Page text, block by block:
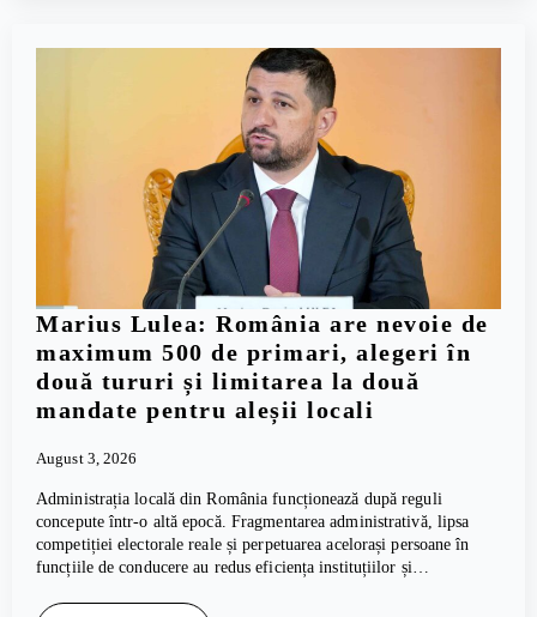
Marius Lulea: România are nevoie de
maximum 500 de primari, alegeri în
două tururi și limitarea la două
mandate pentru aleșii locali
August 3, 2026
Administrația locală din România funcționează după reguli
concepute într-o altă epocă. Fragmentarea administrativă, lipsa
competiției electorale reale și perpetuarea acelorași persoane în
funcțiile de conducere au redus eficiența instituțiilor și…